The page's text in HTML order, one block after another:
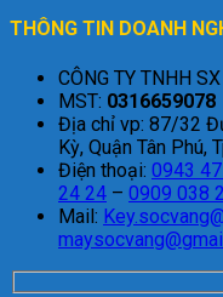
THÔNG TIN DOANH
CÔNG TY TNHH
MST: 0316659078
Địa chỉ vp: 87/32
Kỳ, Quận Tân Phú,
Điện thoại: 0943
24 24 – 0909 038
Mail: